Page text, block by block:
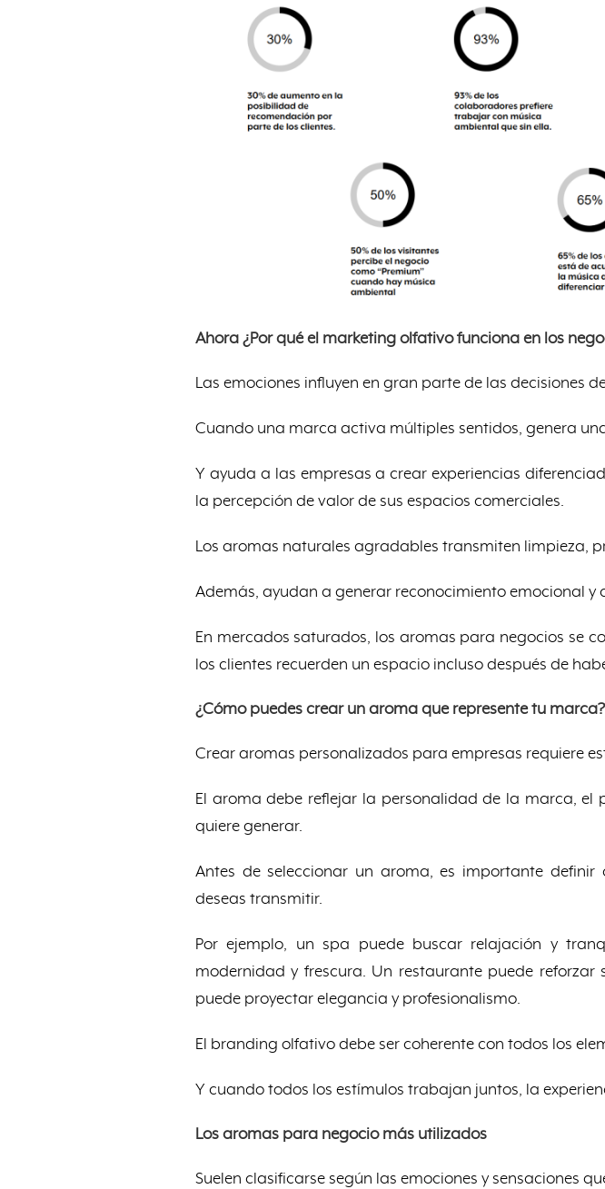
Ahora ¿Por qué el marketing olfativo funciona en los
Las emociones influyen en gran parte de las decisiones
Cuando una marca activa múltiples sentidos, genera
Y ayuda a las empresas a crear experiencias
la percepción de valor de sus espacios comerciales.
Los aromas naturales agradables transmiten limpieza,
Además, ayudan a generar reconocimiento emocional y
En mercados saturados, los aromas para negocios se
los clientes recuerden un espacio incluso después de
¿Cómo puedes crear un aroma que represente tu marca?
Crear aromas personalizados para empresas requiere
El aroma debe reflejar la personalidad de la marca, el
quiere generar.
Antes de seleccionar un aroma, es importante
deseas transmitir.
Por ejemplo, un spa puede buscar relajación y
modernidad y frescura. Un restaurante puede
puede proyectar elegancia y profesionalismo.
El branding olfativo debe ser coherente con todos los
Y cuando todos los estímulos trabajan juntos, la
Los aromas para negocio más utilizados
Suelen clasificarse según las emociones y sensaciones